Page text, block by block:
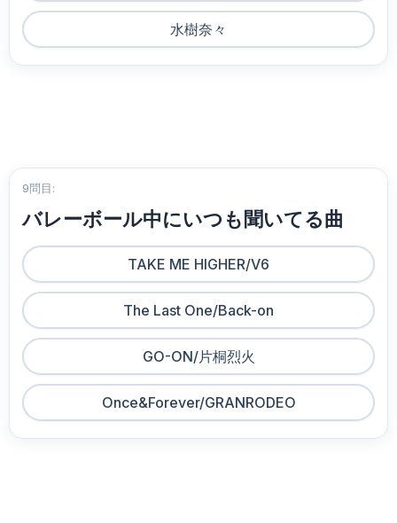
水樹奈々
9問目:
バレーボール中にいつも聞いてる曲
TAKE ME HIGHER/V6
The Last One/Back-on
GO-ON/片桐烈火
Once&Forever/GRANRODEO